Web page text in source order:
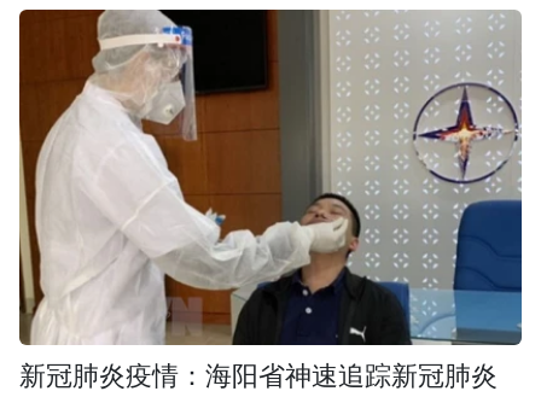
新冠肺炎疫情：海阳省神速追踪新冠肺炎